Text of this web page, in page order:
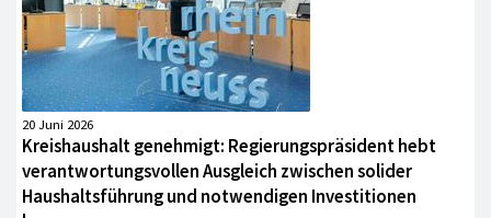
20 Juni 2026
Kreishaushalt genehmigt: Regierungspräsident hebt
verantwortungsvollen Ausgleich zwischen solider
Haushaltsführung und notwendigen Investitionen